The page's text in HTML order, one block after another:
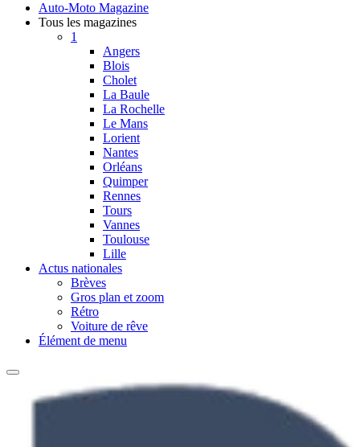
Auto-Moto Magazine
Tous les magazines
1
Angers
Blois
Cholet
La Baule
La Rochelle
Le Mans
Lorient
Nantes
Orléans
Quimper
Rennes
Tours
Vannes
Toulouse
Lille
Actus nationales
Brèves
Gros plan et zoom
Rétro
Voiture de rêve
Élément de menu